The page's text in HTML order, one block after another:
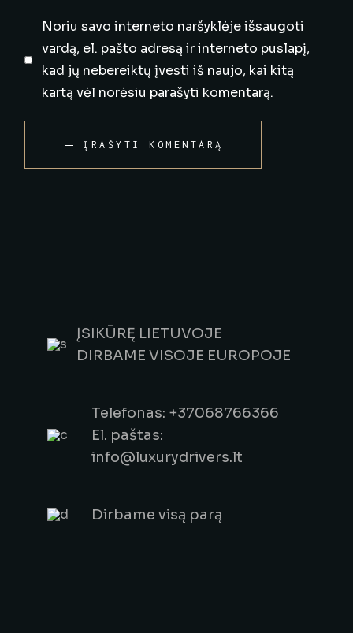
Noriu savo interneto naršyklėje išsaugoti
vardą, el. pašto adresą ir interneto puslapį,
kad jų nebereiktų įvesti iš naujo, kai kitą
kartą vėl norėsiu parašyti komentarą.
ĮRAŠYTI KOMENTARĄ
ĮSIKŪRĘ LIETUVOJE
DIRBAME VISOJE EUROPOJE
Telefonas: +37068766366
El. paštas:
info@luxurydrivers.lt
Dirbame visą parą